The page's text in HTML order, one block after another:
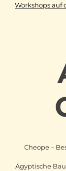
Cheope –
Ägyptische
Workshops auf